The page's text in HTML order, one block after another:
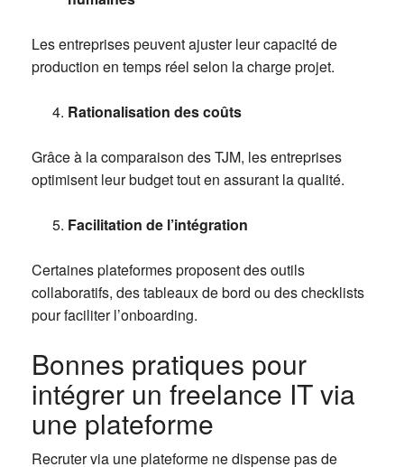
Les entreprises peuvent ajuster leur capacité de
production en temps réel selon la charge projet.
Rationalisation des coûts
Grâce à la comparaison des TJM, les entreprises
optimisent leur budget tout en assurant la qualité.
Facilitation de l’intégration
Certaines plateformes proposent des outils
collaboratifs, des tableaux de bord ou des checklists
pour faciliter l’onboarding.
Bonnes pratiques pour
intégrer un freelance IT via
une plateforme
Recruter via une plateforme ne dispense pas de